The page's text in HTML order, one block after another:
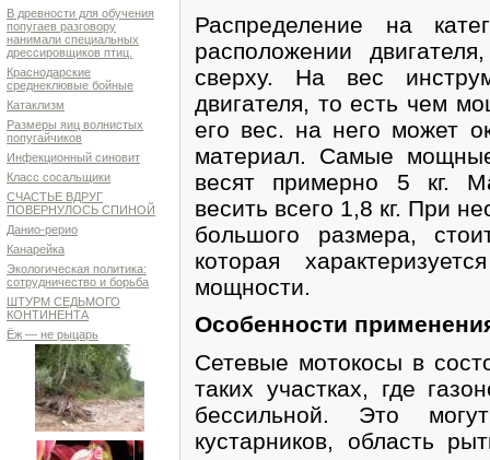
В древности для обучения
попугаев разговору
нанимали специальных
дрессировщиков птиц.
Краснодарские
среднеклювые бойные
Катаклизм
Размеры яиц волнистых
попугайчиков
Инфекционный синовит
Класс сосальщики
СЧАСТЬЕ ВДРУГ
ПОВЕРНУЛОСЬ СПИНОЙ
Данио-рерио
Канарейка
Экологическая политика:
сотрудничество и борьба
ШТУРМ СЕДЬМОГО
КОНТИНЕНТА
Ёж — не рыцарь
Распределение на
расположении
сверху. На вес
двигателя, то есть чем
его вес. на него может
материал. Самые
весят примерно 5 кг.
весить всего 1,8 кг. При
большого размера,
которая
мощности.
Особенности
Сетевые мотокосы в
таких участках, где
бессильной. Это
кустарников, область